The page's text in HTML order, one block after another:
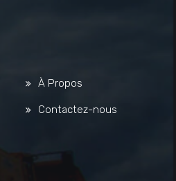
À Propos
Contactez-nous